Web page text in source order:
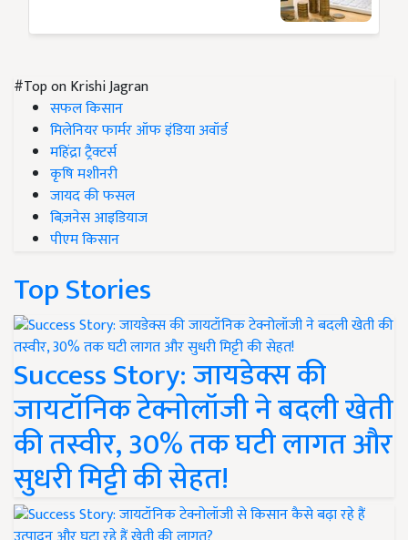
#Top on Krishi Jagran
सफल किसान
मिलेनियर फार्मर ऑफ इंडिया अवॉर्ड
महिंद्रा ट्रैक्टर्स
कृषि मशीनरी
जायद की फसल
बिज़नेस आइडियाज
पीएम किसान
Top Stories
Success Story: जायडेक्स की
जायटॉनिक टेक्नोलॉजी ने बदली खेती
की तस्वीर, 30% तक घटी लागत और
सुधरी मिट्टी की सेहत!